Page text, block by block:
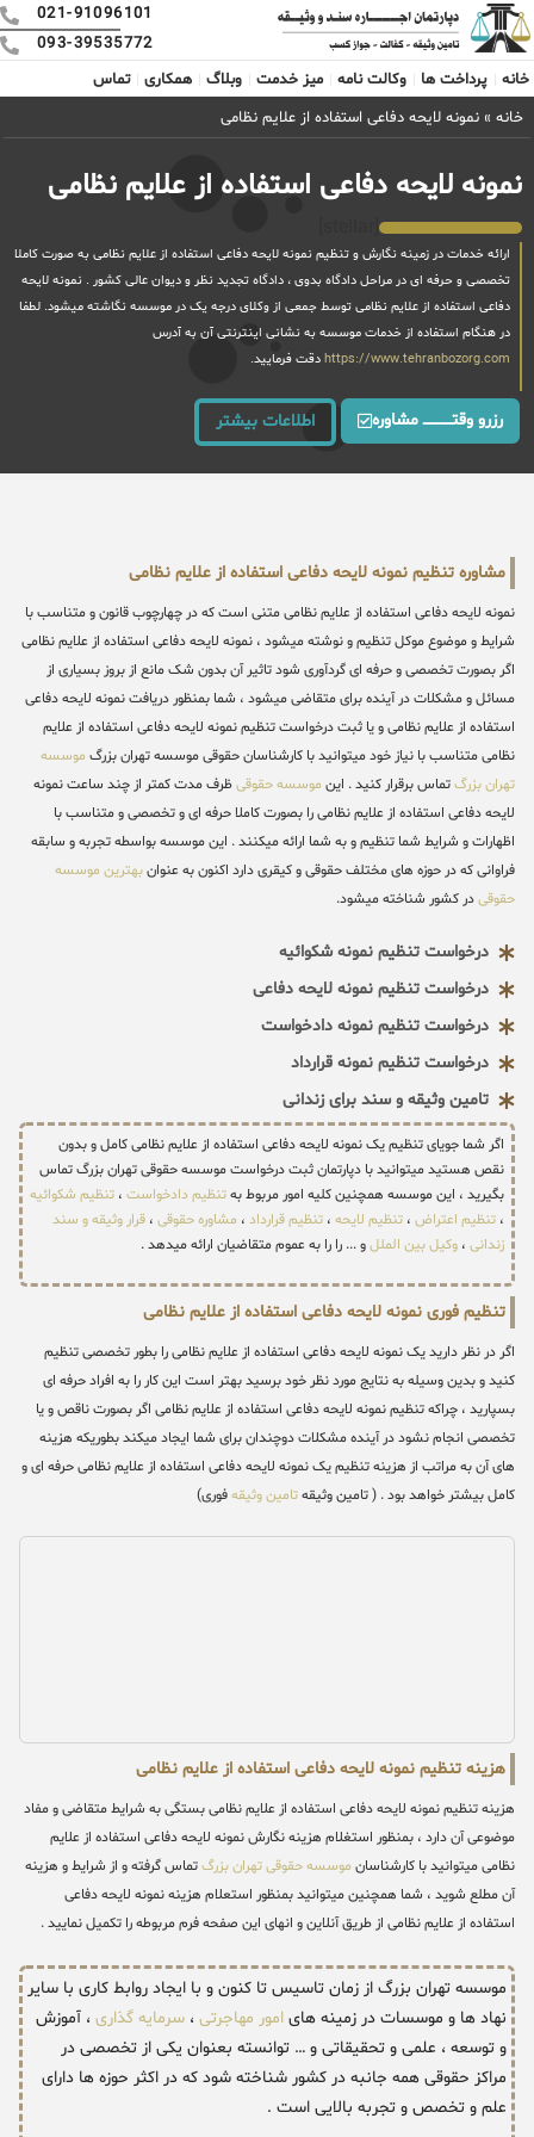
021-91096101
093-39535772
خانه
پرداخت ها وکالت نامه میز خدمت وبلاگ همکاری
تماس
خانه » نمونه لایحه دفاعی استفاده از علایم نظامی
نمونه لایحه دفاعی استفاده از علایم نظامی
ارائه خدمات در زمینه نگارش و تنظیم نمونه لایحه دفاعی استفاده از علایم نظامی به صورت کاملا
تخصصی و حرفه ای در مراحل دادگاه بدوی ، دادگاه تجدید نظر و دیوان عالی کشور . نمونه لایحه
دفاعی استفاده از علایم نظامی توسط جمعی از وکلای درجه یک در موسسه نگاشته میشود. لطفا
در هنگام استفاده از خدمات موسسه به نشانی اینترنتی آن به آدرس
https://www.tehranbozorg.com دقت فرمایید.
رزرو وقتــــــــــــ مشاوره اطلاعات بیشتر
مشاوره تنظیم نمونه لایحه دفاعی استفاده از علایم نظامی
نمونه لایحه دفاعی استفاده از علایم نظامی متنی است که در چهارچوب قانون و متناسب با
شرایط و موضوع موکل تنظیم و نوشته میشود ، نمونه لایحه دفاعی استفاده از علایم نظامی
اگر بصورت تخصصی و حرفه ای گردآوری شود تاثیر آن بدون شک مانع از بروز بسیاری از
مسائل و مشکلات در آینده برای متقاضی میشود ، شما بمنظور دریافت نمونه لایحه دفاعی
استفاده از علایم نظامی و یا ثبت درخواست تنظیم نمونه لایحه دفاعی استفاده از علایم
نظامی متناسب با نیاز خود میتوانید با کارشناسان حقوقی موسسه تهران بزرگ موسسه
تهران بزرگتماس برقرار کنید . این موسسه حقوقیظرف مدت کمتر از چند ساعت نمونه
لایحه دفاعی استفاده از علایم نظامی را بصورت کاملا حرفه ای و تخصصی و متناسب با
اظهارات و شرایط شما تنظیم و به شما ارائه میکنند . این موسسه بواسطه تجربه و سابقه
فراوانی که در حوزه های مختلف حقوقی و کیقری دارد اکنون به عنوانبهترین موسسه
حقوقیدر کشور شناخته میشود.
درخواست تنظیم نمونه شکوائیه
درخواست تنظیم نمونه لایحه دفاعی
درخواست تنظیم نمونه دادخواست
درخواست تنظیم نمونه قرارداد
تامین وثیقه و سند برای زندانی
اگر شما جویای تنظیم یک نمونه لایحه دفاعی استفاده از علایم نظامی کامل و بدون
نقص هستید میتوانید با دپارتمان ثبت درخواست موسسه حقوقی تهران بزرگ تماس
بگیرید ، این موسسه همچنین کلیه امور مربوط بهتنظیم دادخواست ، تنظیم شکوائیه
، تنظیم اعتراض ، تنظیم لایحه ، تنظیم قرارداد ، مشاوره حقوقی ، قرار وثیقه و سند
زندانی ، وکیل بین المللو ... را را به عموم متقاضیان ارائه میدهد .
تنظیم فوری نمونه لایحه دفاعی استفاده از علایم نظامی
اگر در نظر دارید یک نمونه لایحه دفاعی استفاده از علایم نظامی را بطور تخصصی تنظیم
کنید و بدین وسیله به نتایج مورد نظر خود برسید بهتر است این کار را به افراد حرفه ای
بسپارید ، چراکه تنظیم نمونه لایحه دفاعی استفاده از علایم نظامی اگر بصورت ناقص و یا
تخصصی انجام نشود در آینده مشکلات دوچندان برای شما ایجاد میکند بطوریکه هزینه
های آن به مراتب از هزینه تنظیم یک نمونه لایحه دفاعی استفاده از علایم نظامی حرفه ای و
کامل بیشتر خواهد بود . ( تامین وثیقهتامین وثیقهفوری)
هزینه تنظیم نمونه لایحه دفاعی استفاده از علایم نظامی
هزینه تنظیم نمونه لایحه دفاعی استفاده از علایم نظامی بستگی به شرایط متقاضی و مفاد
موضوعی آن دارد ، بمنظور استغلام هزینه نگارش نمونه لایحه دفاعی استفاده از علایم
نظامی میتوانید با کارشناسان موسسه حقوقی تهران بزرگتماس گرفته و از شرایط و هزینه
آن مطلع شوید ، شما همچنین میتوانید بمنظور استعلام هزینه نمونه لایحه دفاعی
استفاده از علایم نظامی از طریق آنلاین و انهای این صفحه فرم مربوطه را تکمیل نمایید .
موسسه تهران بزرگ از زمان تاسیس تا کنون و با ایجاد روابط کاری با سایر
نهاد ها و موسسات در زمینه های امور مهاجرتی ، سرمایه گذاری ، آموزش
و توسعه ، علمی و تحقیقاتی و … توانسته بعنوان یکی از تخصصی در
مراکز حقوقی همه جانبه در کشور شناخته شود که در اکثر حوزه ها دارای
علم و تخصص و تجربه بالایی است .